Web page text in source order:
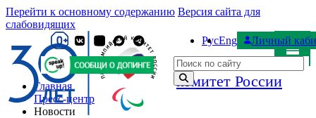
Перейти к основному содержанию Версия сайта для
слабовидящих
Паралимпийский
комитет России
РусEng
Личный
Поиск по сайту
Главная
Пресс-центр
Новости